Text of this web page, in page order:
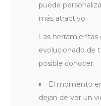
puede
más atractivo.
Las herramientas
evolucionado de
posible conocer:
El momento
dejan de ver un